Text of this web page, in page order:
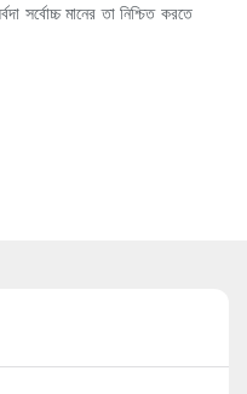
মানের তা নিশ্চিত করতে